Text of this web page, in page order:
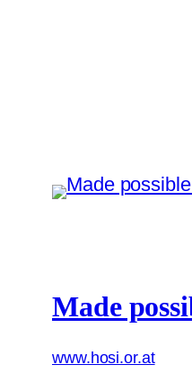
Made
www.hosi.or.at